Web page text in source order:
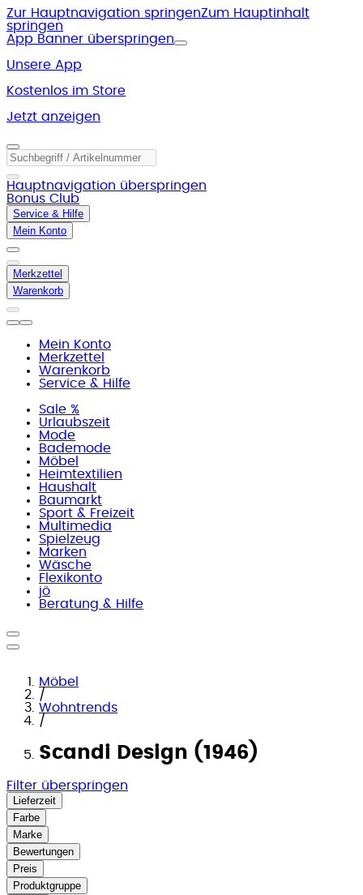
Zur Hauptnavigation springenZum Hauptinhalt
springen
App Banner überspringen
Unsere App
Kostenlos im Store
Jetzt anzeigen
Hauptnavigation überspringen
Bonus Club
Service & Hilfe
Mein Konto
Merkzettel
Warenkorb
Mein Konto
Merkzettel
Warenkorb
Service & Hilfe
Sale %
Urlaubszeit
Mode
Bademode
Möbel
Heimtextilien
Haushalt
Baumarkt
Sport & Freizeit
Multimedia
Spielzeug
Marken
Wäsche
Flexikonto
jö
Beratung & Hilfe
Möbel
/
Wohntrends
/
Scandi Design (1946)
Filter überspringen
Lieferzeit
Farbe
Marke
Bewertungen
Preis
Produktgruppe